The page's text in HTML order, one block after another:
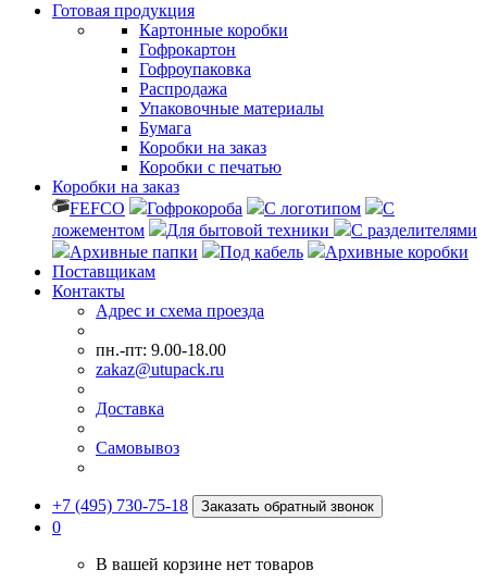
Готовая продукция
Картонные коробки
Гофрокартон
Гофроупаковка
Распродажа
Упаковочные материалы
Бумага
Коробки на заказ
Коробки с печатью
Коробки на заказ
FEFCO
Гофрокороба С логотипом
С
ложементом
Для бытовой техники
С разделителями
Архивные папки
Под кабель
Архивные коробки
Поставщикам
Контакты
Адрес и схема проезда
пн.-пт: 9.00-18.00
zakaz@utupack.ru
Доставка
Самовывоз
+7 (495) 730-75-18 Заказать обратный звонок
0
В вашей корзине нет товаров